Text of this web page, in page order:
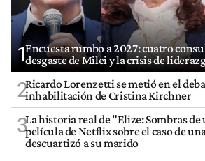
1Encuesta rumbo a 2027: cuatro
desgaste de Milei y la crisis de
2Ricardo Lorenzetti se metió en el
inhabilitación de Cristina Kirchner
3La historia real de "Elize: Sombras
película de Netflix sobre el caso de
descuartizó a su marido